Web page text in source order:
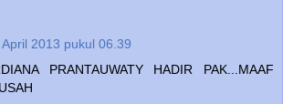
April 2013 pukul 06.39
PRANTAUWATY HADIR PAK...MAAF